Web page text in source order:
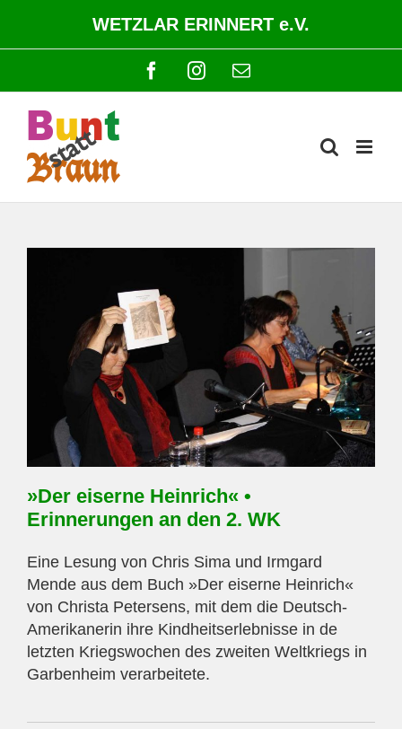
springen
WETZLAR ERINNERT e.V.
FacebookInstagram
E-
Mail
»Der eiserne Heinrich« •
Erinnerungen an den 2. WK
Eine Lesung von Chris Sima und Irmgard
Mende aus dem Buch »Der eiserne Heinrich«
von Christa Petersens, mit dem die Deutsch-
Amerikanerin ihre Kindheitserlebnisse in de
letzten Kriegswochen des zweiten Weltkriegs in
Garbenheim verarbeitete.